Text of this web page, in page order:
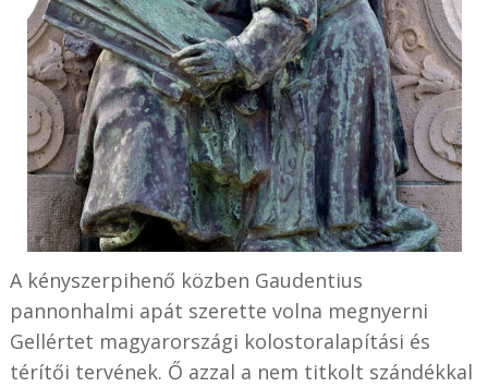
A kényszerpihenő közben Gaudentius
pannonhalmi apát szerette volna megnyerni
Gellértet magyarországi kolostoralapítási és
térítői tervének. Ő azzal a nem titkolt szándékkal